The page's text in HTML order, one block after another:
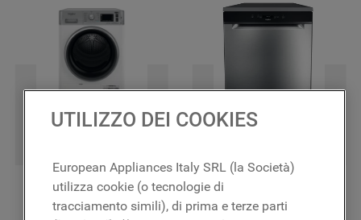
UTILIZZO DEI COOKIES
European Appliances Italy SRL (la Società)
utilizza cookie (o tecnologie di
tracciamento simili), di prima e terze parti